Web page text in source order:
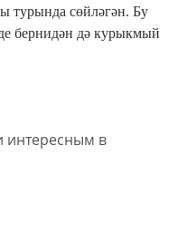
турында сөйләгән. Бу
бернидән дә курыкмый
интересным в